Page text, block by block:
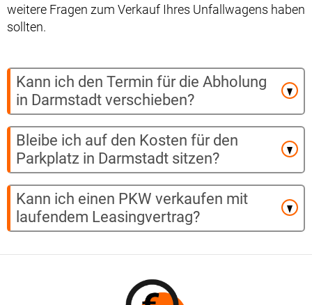
weitere Fragen zum Verkauf Ihres Unfallwagens haben
sollten.
Kann ich den Termin für die Abholung
in Darmstadt verschieben?
Bleibe ich auf den Kosten für den
Parkplatz in Darmstadt sitzen?
Kann ich einen PKW verkaufen mit
laufendem Leasingvertrag?